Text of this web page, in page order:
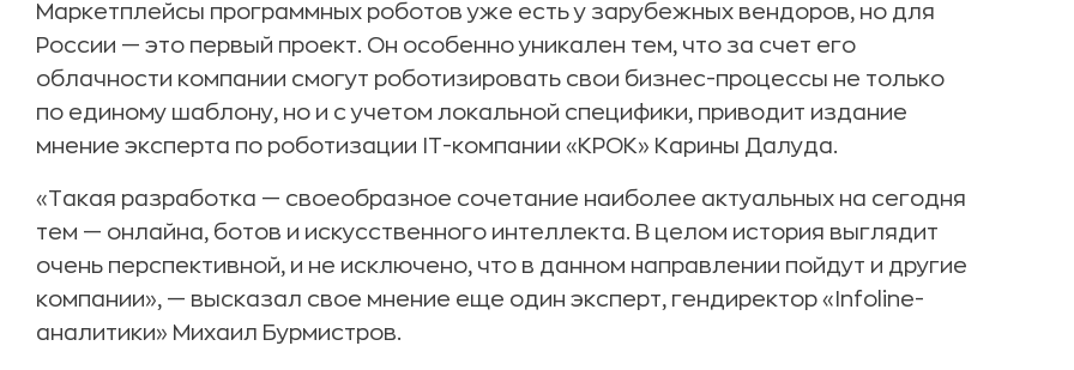
Маркетплейсы программных роботов уже есть у зарубежных вендоров, но для
России — это первый проект. Он особенно уникален тем, что за счет его
облачности компании смогут роботизировать свои бизнес-процессы не только
по единому шаблону, но и с учетом локальной специфики, приводит издание
мнение эксперта по роботизации IТ-компании «КРОК» Карины Далуда.
«Такая разработка — своеобразное сочетание наиболее актуальных на сегодня
тем — онлайна, ботов и искусственного интеллекта. В целом история выглядит
очень перспективной, и не исключено, что в данном направлении пойдут и другие
компании», — высказал свое мнение еще один эксперт, гендиректор «Infoline-
аналитики» Михаил Бурмистров.